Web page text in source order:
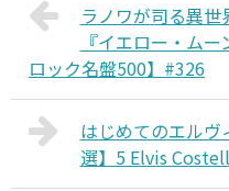
ラノワが司る異
『イエロー・ム
ロック名盤500】#326
はじめてのエル
選】5 Elvis